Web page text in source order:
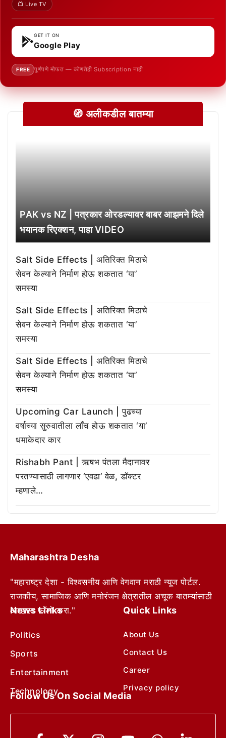
📺 Live TV
GET IT ON
Google Play
FREE पूर्णपणे मोफत — कोणतेही Subscription नाही
🧭 अलीकडील बातम्या
PAK vs NZ | पत्रकार ओरडल्यावर बाबर आझमने दिले
भयानक रिएक्शन, पाहा VIDEO
Salt Side Effects | अतिरिक्त मिठाचे
सेवन केल्याने निर्माण होऊ शकतात ‘या’
समस्या
Salt Side Effects | अतिरिक्त मिठाचे
सेवन केल्याने निर्माण होऊ शकतात ‘या’
समस्या
Salt Side Effects | अतिरिक्त मिठाचे
सेवन केल्याने निर्माण होऊ शकतात ‘या’
समस्या
Upcoming Car Launch | पुढच्या
वर्षाच्या सुरुवातीला लाँच होऊ शकतात ‘या’
धमाकेदार कार
Rishabh Pant | ऋषभ पंतला मैदानावर
परतण्यासाठी लागणार ‘एवढा’ वेळ, डॉक्टर
म्हणाले…
Maharashtra Desha
"महाराष्ट्र देशा - विश्वसनीय आणि वेगवान मराठी न्यूज पोर्टल.
राजकीय, सामाजिक आणि मनोरंजन क्षेत्रातील अचूक बातम्यांसाठी
आम्हाला फॉलो करा."
News Links
Politics
Sports
Entertainment
Technology
Quick Links
About Us
Contact Us
Career
Privacy policy
Follow Us On Social Media